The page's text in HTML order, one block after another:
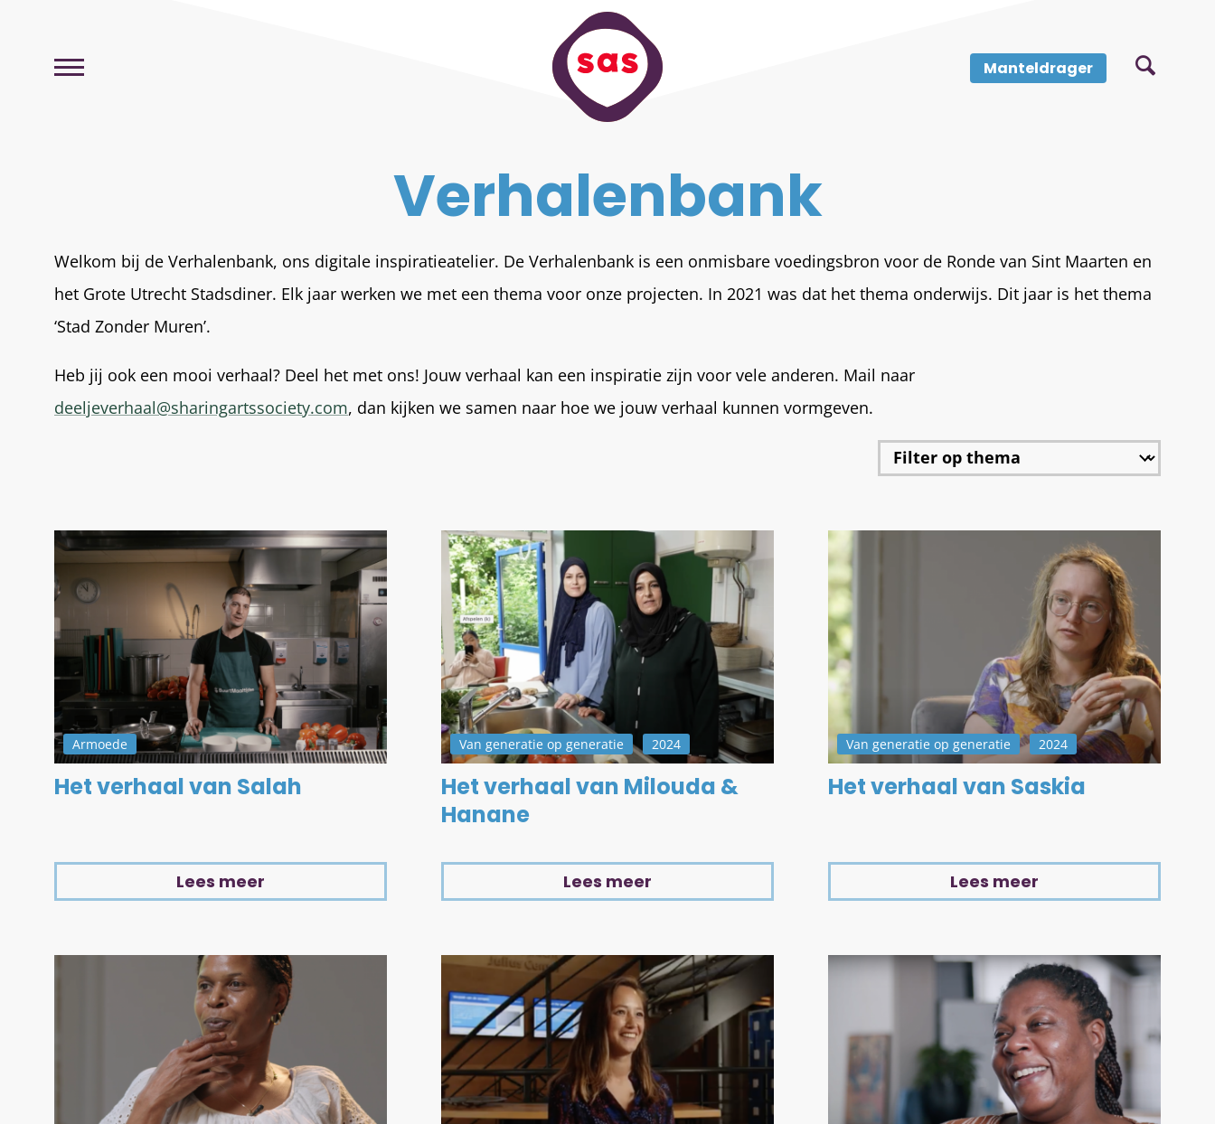
Manteldrager
Verhalenbank
Welkom bij de Verhalenbank, ons digitale inspiratieatelier. De Verhalenbank is een onmisbare voedingsbron voor de Ronde van Sint Maarten en
het Grote Utrecht Stadsdiner. Elk jaar werken we met een thema voor onze projecten. In 2021 was dat het thema onderwijs. Dit jaar is het thema
‘Stad Zonder Muren’.
Heb jij ook een mooi verhaal? Deel het met ons! Jouw verhaal kan een inspiratie zijn voor vele anderen. Mail naar
deeljeverhaal@sharingartssociety.com, dan kijken we samen naar hoe we jouw verhaal kunnen vormgeven.
Armoede
Het verhaal van Salah
Lees meer
Van generatie op generatie 2024
Het verhaal van Milouda &
Hanane
Lees meer
Van generatie op generatie 2024
Het verhaal van Saskia
Lees meer